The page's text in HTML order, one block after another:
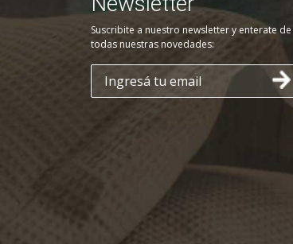
Suscribite a nuestro newsletter y enterate de
todas nuestras novedades: